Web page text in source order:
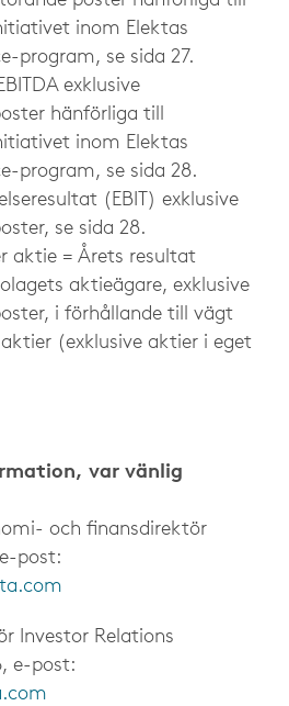
inom Elektas
program, se sida 27.
exklusive
hänförliga till
inom Elektas
program, se sida 28.
(EBIT) exklusive
se sida 28.
aktie = Årets resultat
aktieägare, exklusive
i förhållande till vägt
(exklusive aktier i eget
var vänlig
och finansdirektör
post:
Investor Relations
e-post: